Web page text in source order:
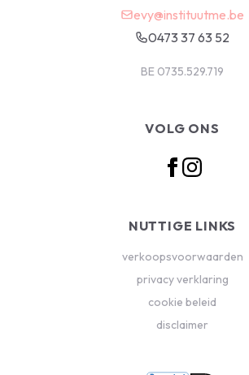
evy@instituutme.be
0473 37 63 52
BE 0735.529.719
VOLG ONS
NUTTIGE LINKS
verkoopsvoorwaarden
privacy verklaring
cookie beleid
disclaimer